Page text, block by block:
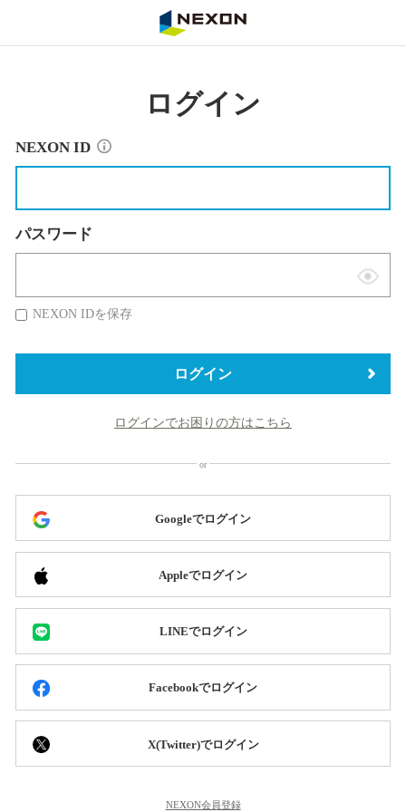
ログイン
NEXON ID
パスワード
表
替
NEXON IDを保存
ログイン
ログインでお困りの方はこちら
Googleでログイン
Appleでログイン
LINEでログイン
Facebookでログイン
X(Twitter)でログイン
NEXON会員登録